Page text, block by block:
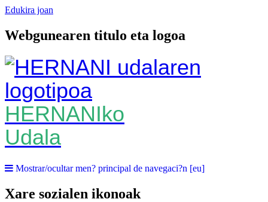
Edukira joan
Webgunearen titulo eta logoa
HERNANIko
Udala
Mostrar/ocultar men? principal de navegaci?n [eu]
Xare sozialen ikonoak